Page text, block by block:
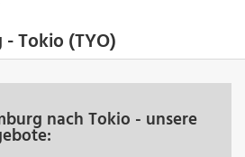
Tokio (TYO)
nach Tokio - unsere